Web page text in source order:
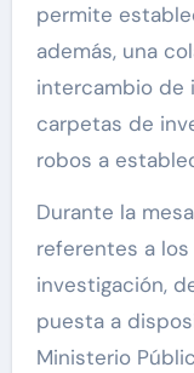
permite
además, una
intercambio de
carpetas de
robos a
Durante la
referentes a
investigación,
puesta a
Ministerio